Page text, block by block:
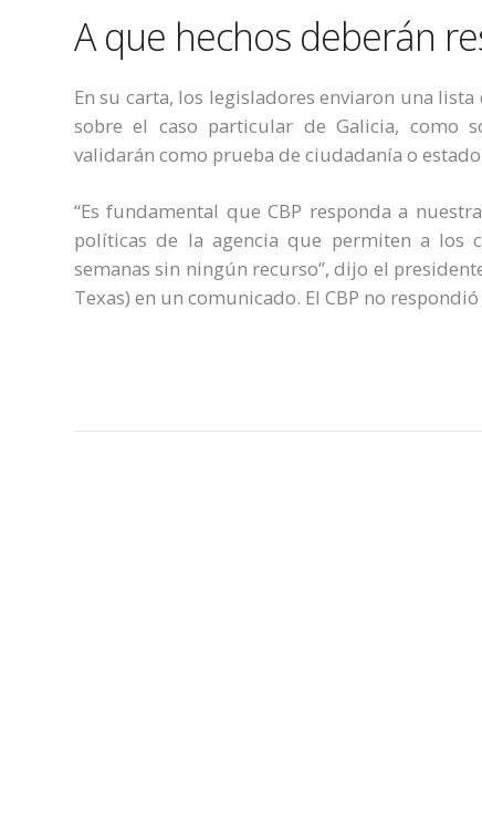
A que hechos deberán
En su carta, los legisladores enviaron una
sobre el caso particular de Galicia, como
validarán como prueba de ciudadanía o
“Es fundamental que CBP responda a
políticas de la agencia que permiten a los
semanas sin ningún recurso”, dijo el
Texas) en un comunicado. El CBP no